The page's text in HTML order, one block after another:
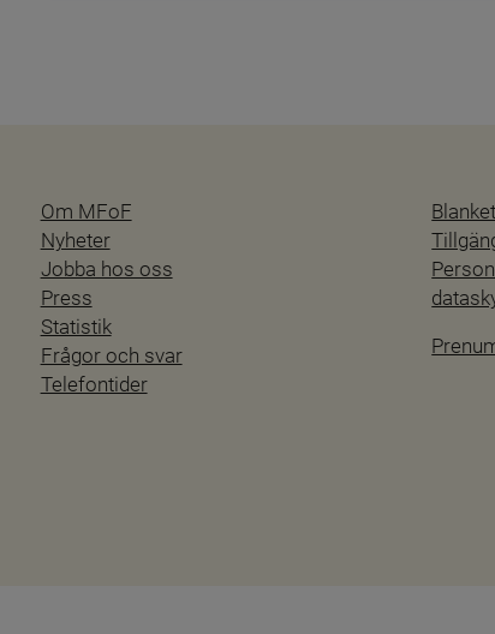
Om MFoF
Nyheter
Jobba hos oss
Press
Statistik
Frågor och svar
Telefontider